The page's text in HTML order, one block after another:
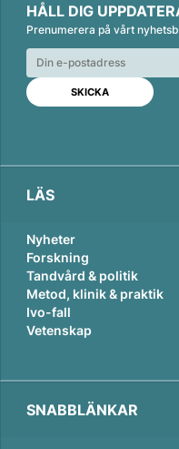
n
k
e
d
n
c
e
b
o
o
k
a
i
l
HÅLL DIG
Prenumerera på vårt
LÄS
Nyheter
Forskning
Tandvård & politik
Metod, klinik & praktik
Ivo-fall
Vetenskap
SNABBLÄNKAR